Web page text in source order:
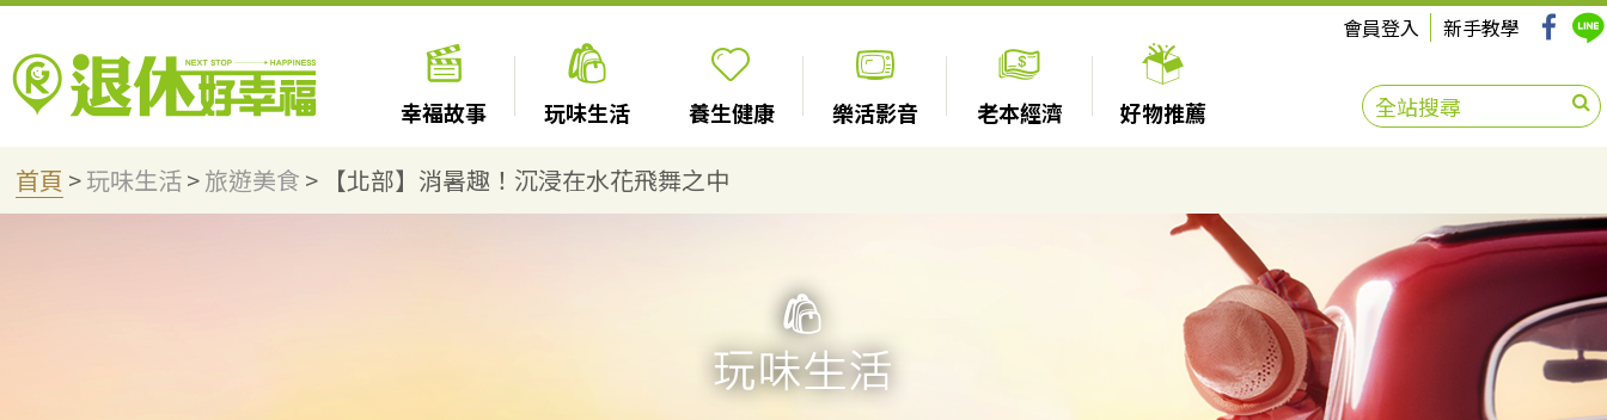
會員登入 新手教學
幸福故事 玩味生活 養生健康 樂活影音 老本經濟 好物推薦
首頁 >玩味生活>旅遊美食 > 【北部】消暑趣！沉浸在水花飛舞之中